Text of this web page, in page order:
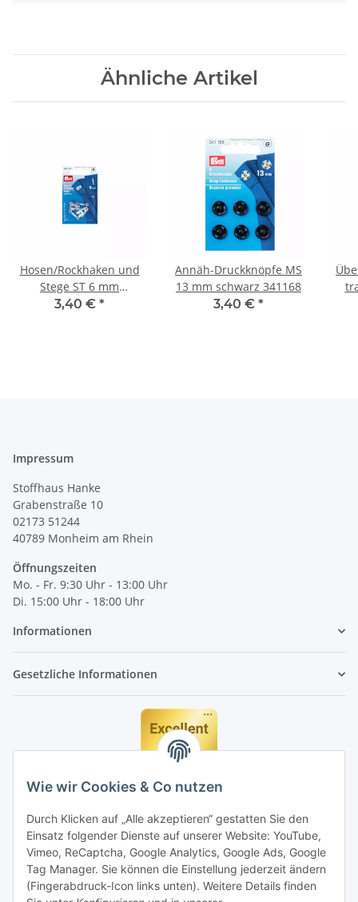
Wie wir Cookies & Co nutzen
Durch Klicken auf „Alle akzeptieren“ gestatten Sie den
Einsatz folgender Dienste auf unserer Website: YouTube,
Vimeo, ReCaptcha, Google Analytics, Google Ads, Google
Tag Manager. Sie können die Einstellung jederzeit ändern
(Fingerabdruck-Icon links unten). Weitere Details finden
Ähnliche Artikel
Hosen/Rockhaken und
Stege ST 6 mm
silberfarbig 265230
3,40 € *
Annäh-Druckknöpfe MS
13 mm schwarz 341168
3,40 € *
Impressum
Stoffhaus Hanke
Grabenstraße 10
02173 51244
40789 Monheim am Rhein
Öffnungszeiten
Mo. - Fr. 9:30 Uhr - 13:00 Uhr
Di. 15:00 Uhr - 18:00 Uhr
Informationen
Gesetzliche Informationen